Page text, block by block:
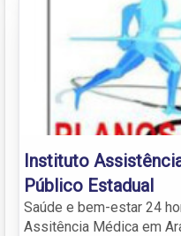
Instituto
Público Estadual
Saúde e bem-estar 24
Assitência Médica em